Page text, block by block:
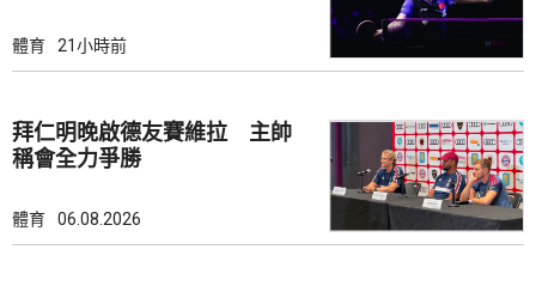
體育 21小時前
拜仁明晚啟德友賽維拉 主帥
稱會全力爭勝
體育 06.08.2026